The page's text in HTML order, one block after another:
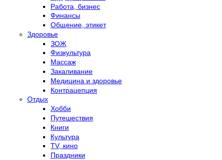
Работа, бизнес
Финансы
Общение, этикет
Здоровье
ЗОЖ
Физкультура
Массаж
Закаливание
Медицина и здоровье
Контрацепция
Отдых
Хобби
Путешествия
Книги
Культура
TV, кино
Праздники